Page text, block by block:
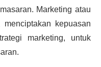
Marketing atau
kepuasan
marketing, untuk